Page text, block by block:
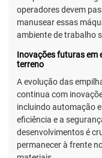
operadores devem
manusear essas
ambiente de trabalho
Inovações futuras em
terreno
A evolução das
continua com
incluindo automação
eficiência e a
desenvolvimentos é
permanecer à frente